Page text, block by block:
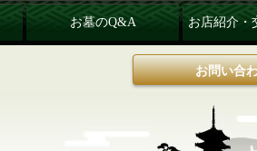
お墓のQ&A お店紹介・
お問い合